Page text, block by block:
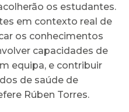
os estudantes.
em contexto real de
os conhecimentos
capacidades de
equipa, e contribuir
de saúde de
Rúben Torres.